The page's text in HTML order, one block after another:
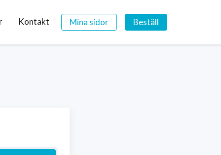
Kontakt Mina sidor Beställ